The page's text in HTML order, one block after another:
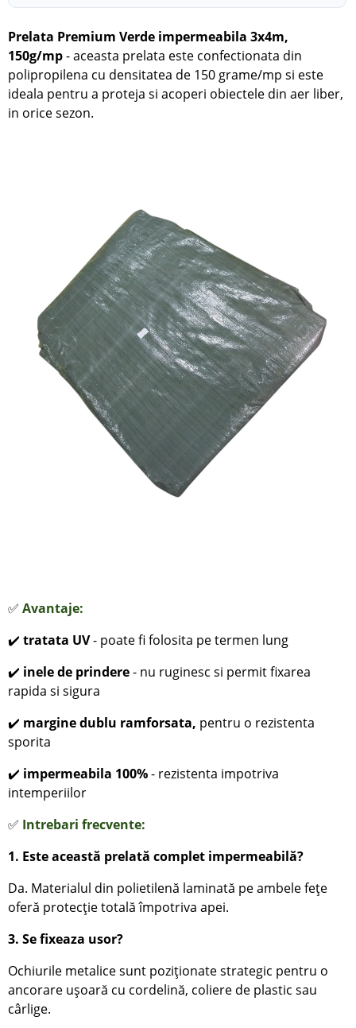
Prelata Premium Verde impermeabila 3x4m,
150g/mp- aceasta prelata este confectionata din
polipropilena cu densitatea de 150 grame/mp si este
ideala pentru a proteja si acoperi obiectele din aer liber,
in orice sezon.
✅ Avantaje:
✔️ tratata UV- poate fi folosita pe termen lung
✔️ inele de prindere- nu ruginesc si permit fixarea
rapida si sigura
✔️ margine dublu ramforsata, pentru o rezistenta
sporita
✔️ impermeabila 100%- rezistenta impotriva
intemperiilor
✅ Intrebari frecvente:
1. Este această prelată complet impermeabilă?
Da. Materialul din polietilenă laminată pe ambele fețe
oferă protecție totală împotriva apei.
3. Se fixeaza usor?
Ochiurile metalice sunt poziționate strategic pentru o
ancorare ușoară cu cordelină, coliere de plastic sau
cârlige.